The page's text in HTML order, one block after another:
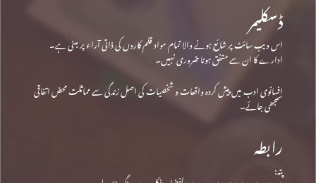
ڈسکلیمر
اس ویب سائٹ پر شائع ہونے والا تمام مواد قلم کاروں کی ذاتی آراء پر مبنی ہے۔
ادارے کا ان سے متفق ہونا ضروری نہیں۔
افسانوی ادب میں پیش کردہ واقعات و شخصیات کی اصل زندگی سے مماثلت محض اتفاقی
سمجھی جائے۔
رابطہ
پتہ: